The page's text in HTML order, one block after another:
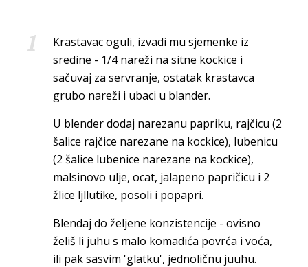
Krastavac oguli, izvadi mu sjemenke iz
sredine - 1/4 nareži na sitne kockice i
sačuvaj za servranje, ostatak krastavca
grubo nareži i ubaci u blander.
U blender dodaj narezanu papriku, rajčicu (2
šalice rajčice narezane na kockice), lubenicu
(2 šalice lubenice narezane na kockice),
malsinovo ulje, ocat, jalapeno papričicu i 2
žlice ljllutike, posoli i popapri.
Blendaj do željene konzistencije - ovisno
želiš li juhu s malo komadića povrća i voća,
ili pak sasvim 'glatku', jednoličnu juuhu.